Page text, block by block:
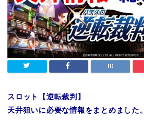
スロット【逆転裁判】
天井狙いに必要な情報をまとめました。